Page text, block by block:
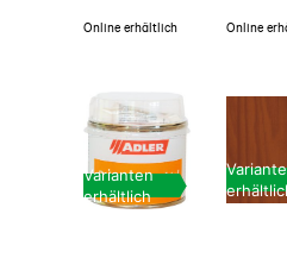
Online erhältlich
Varianten
erhältlich
Online